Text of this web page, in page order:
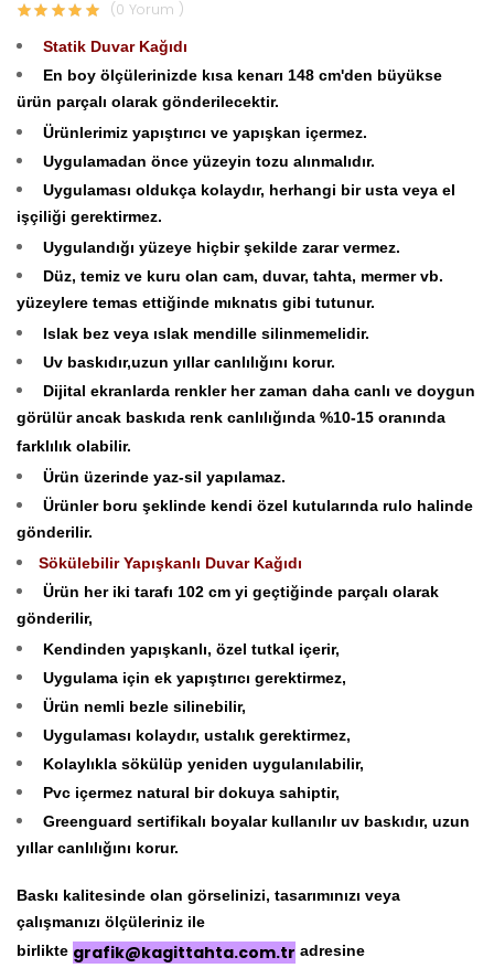
(0 Yorum )
Statik Duvar Kağıdı
En boy ölçülerinizde kısa kenarı 148 cm'den büyükse
ürün parçalı olarak gönderilecektir.
Ürünlerimiz yapıştırıcı ve yapışkan içermez.
Uygulamadan önce yüzeyin tozu alınmalıdır.
Uygulaması oldukça kolaydır, herhangi bir usta veya el
işçiliği gerektirmez.
Uygulandığı yüzeye hiçbir şekilde zarar vermez.
Düz, temiz ve kuru olan cam, duvar, tahta, mermer vb.
yüzeylere temas ettiğinde mıknatıs gibi tutunur.
Islak bez veya ıslak mendille silinmemelidir.
Uv baskıdır,uzun yıllar canlılığını korur.
Dijital ekranlarda renkler her zaman daha canlı ve doygun
görülür ancak baskıda renk canlılığında %10-15 oranında
farklılık olabilir.
Ürün üzerinde yaz-sil yapılamaz.
Ürünler boru şeklinde kendi özel kutularında rulo halinde
gönderilir.
Sökülebilir Yapışkanlı Duvar Kağıdı
Ürün her iki tarafı 102 cm yi geçtiğinde parçalı olarak
gönderilir,
Kendinden yapışkanlı, özel tutkal içerir,
Uygulama için ek yapıştırıcı gerektirmez,
Ürün nemli bezle silinebilir,
Uygulaması kolaydır, ustalık gerektirmez,
Kolaylıkla sökülüp yeniden uygulanılabilir,
Pvc içermez natural bir dokuya sahiptir,
Greenguard sertifikalı boyalar kullanılır uv baskıdır, uzun
yıllar canlılığını korur.
Baskı kalitesinde olan görselinizi, tasarımınızı veya
çalışmanızı ölçüleriniz ile
birlikte grafik@kagittahta.com.tr adresine